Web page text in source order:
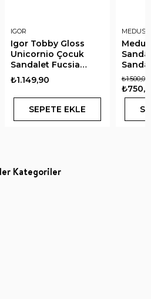
IGOR
Igor Tobby Gloss
Unicornio Çocuk
Sandalet Fucsia
Glitter
₺1.149,90
SEPETE EKLE
MEDUSE
₺1.500,00
Kategoriler